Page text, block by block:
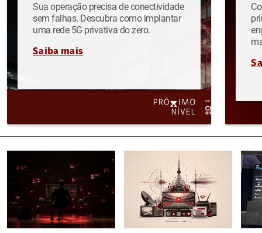
Sua operação precisa de conectividade
sem falhas. Descubra como implantar
uma rede 5G privativa do zero.
Saiba mais